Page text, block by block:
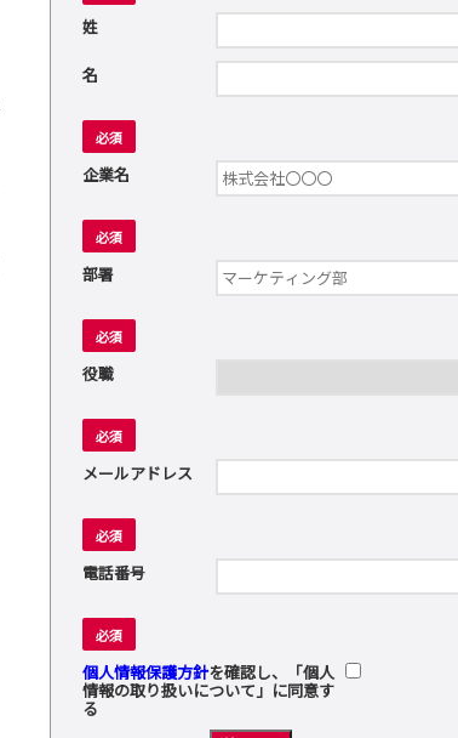
姓
名
必須
企業名
必須
部署
必須
役職
必須
メールアドレス
必須
電話番号
必須
個人情報保護方針を確認し、「個人
情報の取り扱いについて」に同意す
る